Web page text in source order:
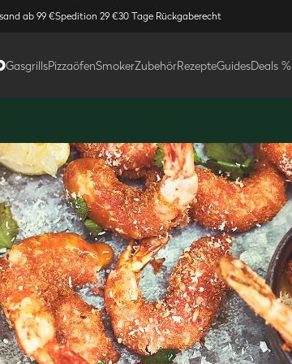
ab 99 €Spedition 29 €30 Tage Rückgaberecht
GasgrillsPizzaöfenSmokerZubehörRezepteGuidesDeals %